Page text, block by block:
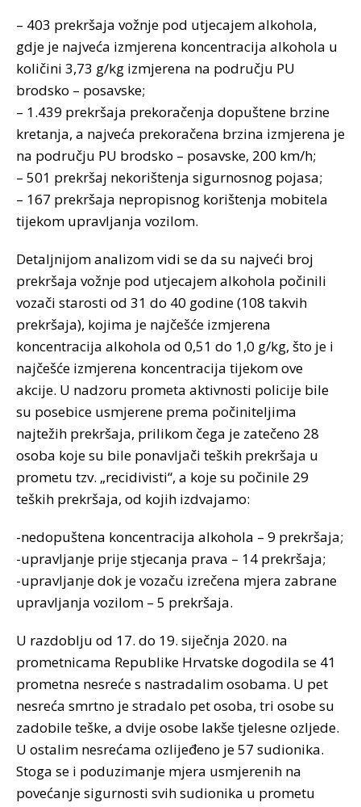
– 403 prekršaja vožnje pod utjecajem alkohola,
gdje je najveća izmjerena koncentracija alkohola u
količini 3,73 g/kg izmjerena na području PU
brodsko – posavske;
– 1.439 prekršaja prekoračenja dopuštene brzine
kretanja, a najveća prekoračena brzina izmjerena je
na području PU brodsko – posavske, 200 km/h;
– 501 prekršaj nekorištenja sigurnosnog pojasa;
– 167 prekršaja nepropisnog korištenja mobitela
tijekom upravljanja vozilom.
Detaljnijom analizom vidi se da su najveći broj
prekršaja vožnje pod utjecajem alkohola počinili
vozači starosti od 31 do 40 godine (108 takvih
prekršaja), kojima je najčešće izmjerena
koncentracija alkohola od 0,51 do 1,0 g/kg, što je i
najčešće izmjerena koncentracija tijekom ove
akcije. U nadzoru prometa aktivnosti policije bile
su posebice usmjerene prema počiniteljima
najtežih prekršaja, prilikom čega je zatečeno 28
osoba koje su bile ponavljači teških prekršaja u
prometu tzv. „recidivisti“, a koje su počinile 29
teških prekršaja, od kojih izdvajamo:
-nedopuštena koncentracija alkohola – 9 prekršaja;
-upravljanje prije stjecanja prava – 14 prekršaja;
-upravljanje dok je vozaču izrečena mjera zabrane
upravljanja vozilom – 5 prekršaja.
U razdoblju od 17. do 19. siječnja 2020. na
prometnicama Republike Hrvatske dogodila se 41
prometna nesreće s nastradalim osobama. U pet
nesreća smrtno je stradalo pet osoba, tri osobe su
zadobile teške, a dvije osobe lakše tjelesne ozljede.
U ostalim nesrećama ozlijeđeno je 57 sudionika.
Stoga se i poduzimanje mjera usmjerenih na
povećanje sigurnosti svih sudionika u prometu